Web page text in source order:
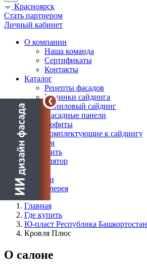
Красноярск
Стать партнером
Личный кабинет
О компании
Наша команда
Сертификаты
Контакты
Каталог
Рецепты фасадов
Новинки сайдинга
Виниловый сайдинг
Фасадные панели
Софиты
Комплектующие к сайдингу
Дилерам
Где купить
Калькулятор
Блог
Новости
Фотогалерея
Главная
Где купить
Ю-пласт Республика Башкортостан
Кровля Плюс
О салоне